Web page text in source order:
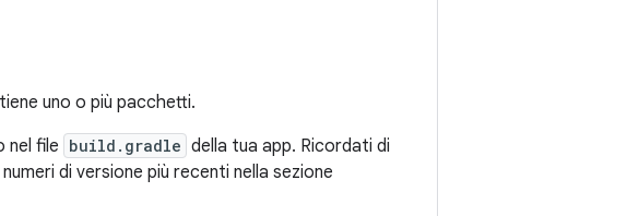
uno o più pacchetti.
nel file build.gradle della tua app. Ricordati di
di versione più recenti nella sezione